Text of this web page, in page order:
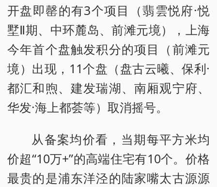
开盘即罄的有3个项目（翡雲悦府·悦
墅Ⅱ期、中环麓岛、前滩元境），上海
今年首个盘触发积分的项目（前滩元
境）出现，11个盘（盘古云曦、保利·
都汇和煦、建发瑞湖、南厢观宁府、
华发·海上都荟等）取消摇号。
从备案均价看，当期每平方米均
价超“10万+”的高端住宅有10个。价格
最贵的是浦东洋泾的陆家嘴太古源源